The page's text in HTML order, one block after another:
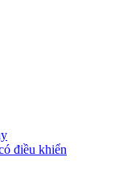
điều khiển